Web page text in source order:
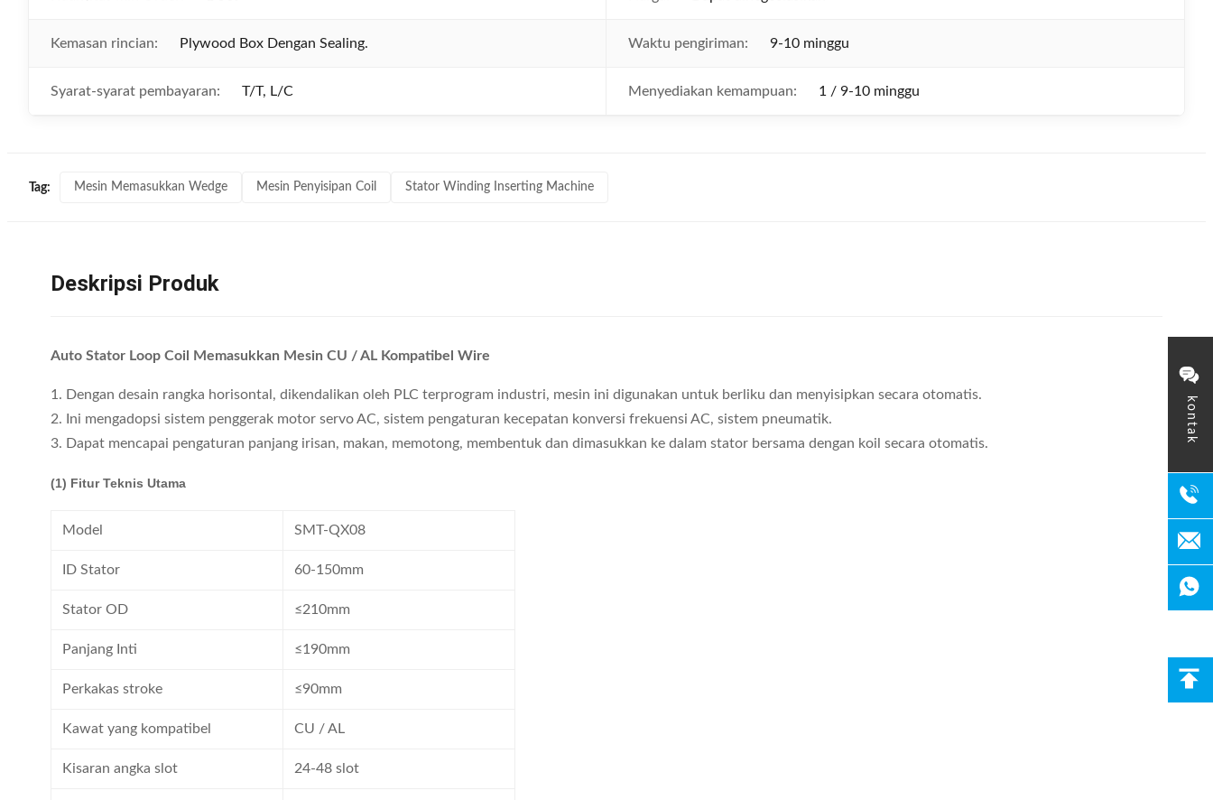
kontak
Kemasan rincian: Plywood Box Dengan Sealing. Waktu pengiriman: 9-10 minggu
Syarat-syarat pembayaran: T/T, L/C Menyediakan kemampuan: 1 / 9-10 minggu
Tag: Mesin Memasukkan Wedge Mesin Penyisipan Coil Stator Winding Inserting Machine
Deskripsi Produk
Auto Stator Loop Coil Memasukkan Mesin CU / AL Kompatibel Wire
1. Dengan desain rangka horisontal, dikendalikan oleh PLC terprogram industri, mesin ini digunakan untuk berliku dan menyisipkan secara otomatis.
2. Ini mengadopsi sistem penggerak motor servo AC, sistem pengaturan kecepatan konversi frekuensi AC, sistem pneumatik.
3. Dapat mencapai pengaturan panjang irisan, makan, memotong, membentuk dan dimasukkan ke dalam stator bersama dengan koil secara otomatis.
(1) Fitur Teknis Utama
Model SMT-QX08
ID Stator 60-150mm
Stator OD ≤210mm
Panjang Inti ≤190mm
Perkakas stroke ≤90mm
Kawat yang kompatibel CU / AL
Kisaran angka slot 24-48 slot